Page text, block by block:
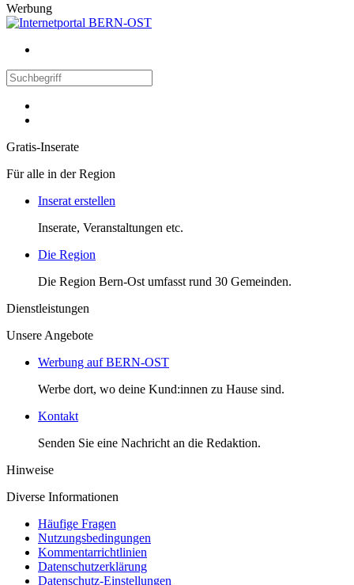
Werbung
Gratis-Inserate
Für alle in der Region
Inserat erstellen
Inserate, Veranstaltungen etc.
Die Region
Die Region Bern-Ost umfasst rund 30 Gemeinden.
Dienstleistungen
Unsere Angebote
Werbung auf BERN-OST
Werbe dort, wo deine Kund:innen zu Hause sind.
Kontakt
Senden Sie eine Nachricht an die Redaktion.
Hinweise
Diverse Informationen
Häufige Fragen
Nutzungsbedingungen
Kommentarrichtlinien
Datenschutzerklärung
Datenschutz-Einstellungen